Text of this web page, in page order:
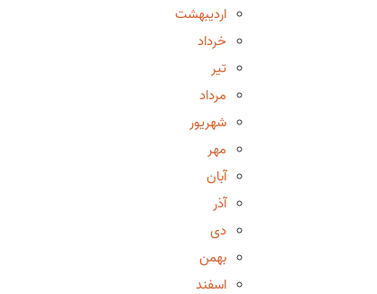
اردیبهشت
خرداد
تیر
مرداد
شهریور
مهر
آبان
آذر
دی
بهمن
اسفند